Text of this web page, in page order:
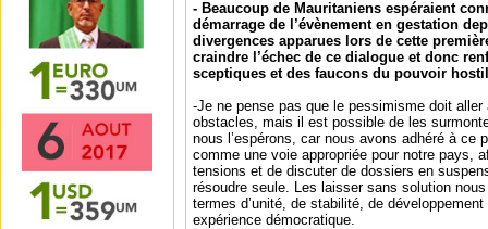
- Beaucoup de Mauritaniens espéraient
démarrage de l’évènement en gestation
divergences apparues lors de cette
craindre l’échec de ce dialogue et donc
sceptiques et des faucons du pouvoir
-Je ne pense pas que le pessimisme doit
obstacles, mais il est possible de les
nous l’espérons, car nous avons adhéré à ce
comme une voie appropriée pour notre pays,
tensions et de discuter de dossiers en
résoudre seule. Les laisser sans solution
termes d’unité, de stabilité, de
expérience démocratique.